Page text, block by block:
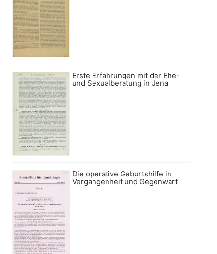
Erste Erfahrungen mit der Ehe-
und Sexualberatung in Jena
Die operative Geburtshilfe in
Vergangenheit und Gegenwart